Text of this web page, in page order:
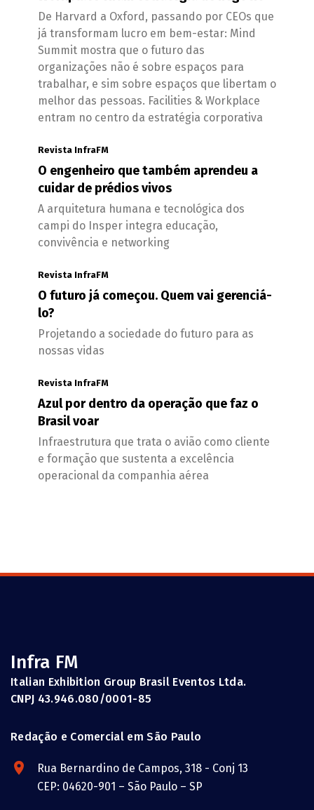
De Harvard a Oxford, passando por CEOs que
já transformam lucro em bem-estar: Mind
Summit mostra que o futuro das
organizações não é sobre espaços para
trabalhar, e sim sobre espaços que libertam o
melhor das pessoas. Facilities & Workplace
entram no centro da estratégia corporativa
Revista InfraFM
O engenheiro que também aprendeu a
cuidar de prédios vivos
A arquitetura humana e tecnológica dos
campi do Insper integra educação,
convivência e networking
Revista InfraFM
O futuro já começou. Quem vai gerenciá-
lo?
Projetando a sociedade do futuro para as
nossas vidas
Revista InfraFM
Azul por dentro da operação que faz o
Brasil voar
Infraestrutura que trata o avião como cliente
e formação que sustenta a excelência
operacional da companhia aérea
Infra FM
Italian Exhibition Group Brasil Eventos Ltda.
CNPJ 43.946.080/0001-85
Redação e Comercial em São Paulo
Rua Bernardino de Campos, 318 - Conj 13
CEP: 04620-901 – São Paulo – SP